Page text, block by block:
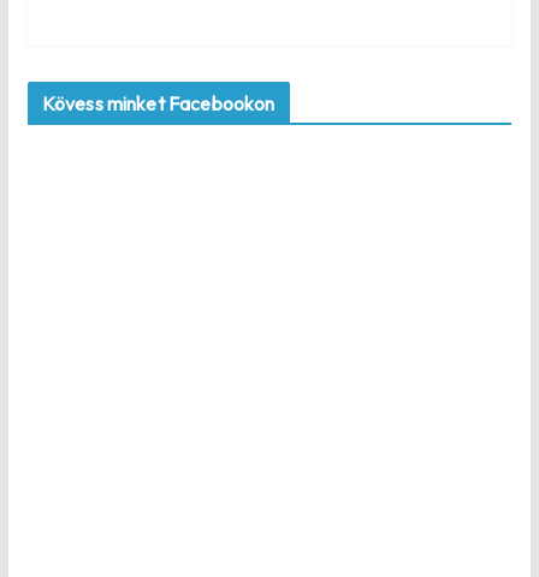
Kövess minket Facebookon